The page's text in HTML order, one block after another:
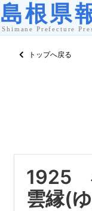
トップへ戻る
1925
雲縁(